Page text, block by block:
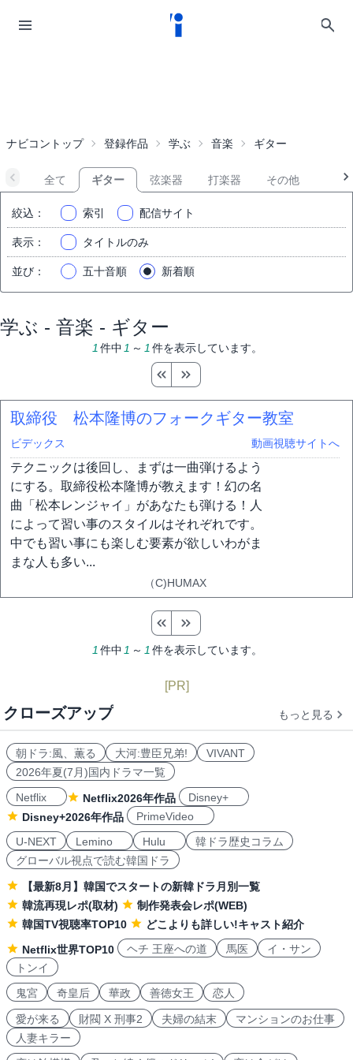
ナビコントップ 登録作品 学ぶ 音楽 ギター
全て ギター 弦楽器 打楽器 その他
絞込 ： 索引 配信サイト
表示 ： タイトルのみ
並び ： 五十音順 新着順
学ぶ - 音楽 - ギター
1 件中 1 ～ 1 件を表示しています。
取締役 松本隆博のフォークギター教室
ビデックス 動画視聴サイトへ
テクニックは後回し、まずは一曲弾けるよう
にする。取締役松本隆博が教えます！幻の名
曲「松本レンジャイ」があなたも弾ける！人
によって習い事のスタイルはそれぞれです。
中でも習い事にも楽しむ要素が欲しいわがま
まな人も多い...
（C)HUMAX
1 件中 1 ～ 1 件を表示しています。
[PR]
クローズアップ もっと見る
朝ドラ:風、薫る 大河:豊臣兄弟!
VIVANT
2026年夏(7月)国内ドラマ一覧
Netflix
Netflix2026年作品
Disney+
Disney+2026年作品
PrimeVideo
U-NEXT
Lemino Hulu
韓ドラ歴史コラム
グローバル視点で読む韓国ドラ
【最新8月】韓国でスタートの新韓ドラ月別一覧
韓流再現レポ(取材)
制作発表会レポ(WEB)
韓国TV視聴率TOP10
どこよりも詳しい!キャスト紹介
Netflix世界TOP10
ヘチ 王座への道 馬医
イ・サン
トンイ
鬼宮
奇皇后 華政 善徳女王 恋人
愛が来る 財閥 X 刑事2 夫婦の結末
マンションのお仕事
人妻キラー